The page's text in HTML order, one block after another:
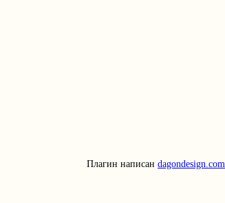
Плагин написан dagondesign.com